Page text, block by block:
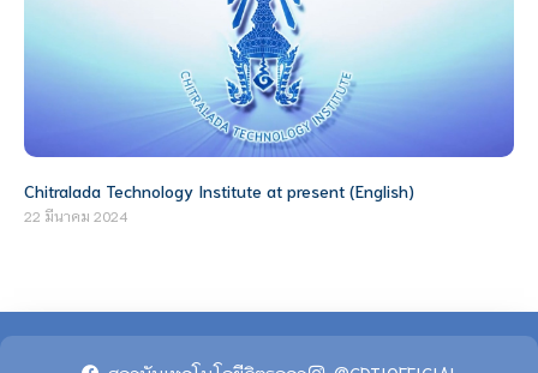
Chitralada Technology Institute at present (English)
22 มีนาคม 2024